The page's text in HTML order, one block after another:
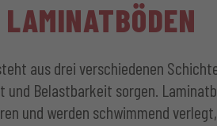
LAMINATBÖDEN
aus drei verschiedenen
Belastbarkeit sorgen.
und werden schwimmend